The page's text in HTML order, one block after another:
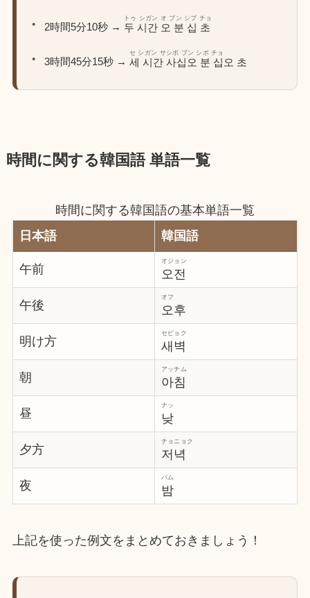
2時間5分10秒 → 두 시간 오 분 십 초
トゥ シガン オ ブン シプ チョ
3時間45分15秒 → 세 시간 사십오 분 십오 초
セ シガン サシボ ブン シボ チョ
時間に関する韓国語 単語一覧
時間に関する韓国語の基本単語一覧
日本語
韓国語
午前 오전
オジョン
午後 오후
オフ
明け方 새벽
セビョク
朝 아침
アッチム
昼 낮
ナッ
夕方 저녁
チョニョク
夜 밤
パム
上記を使った例文をまとめておきましょう！